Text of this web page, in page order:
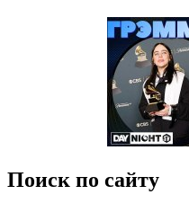
Поиск по сайту